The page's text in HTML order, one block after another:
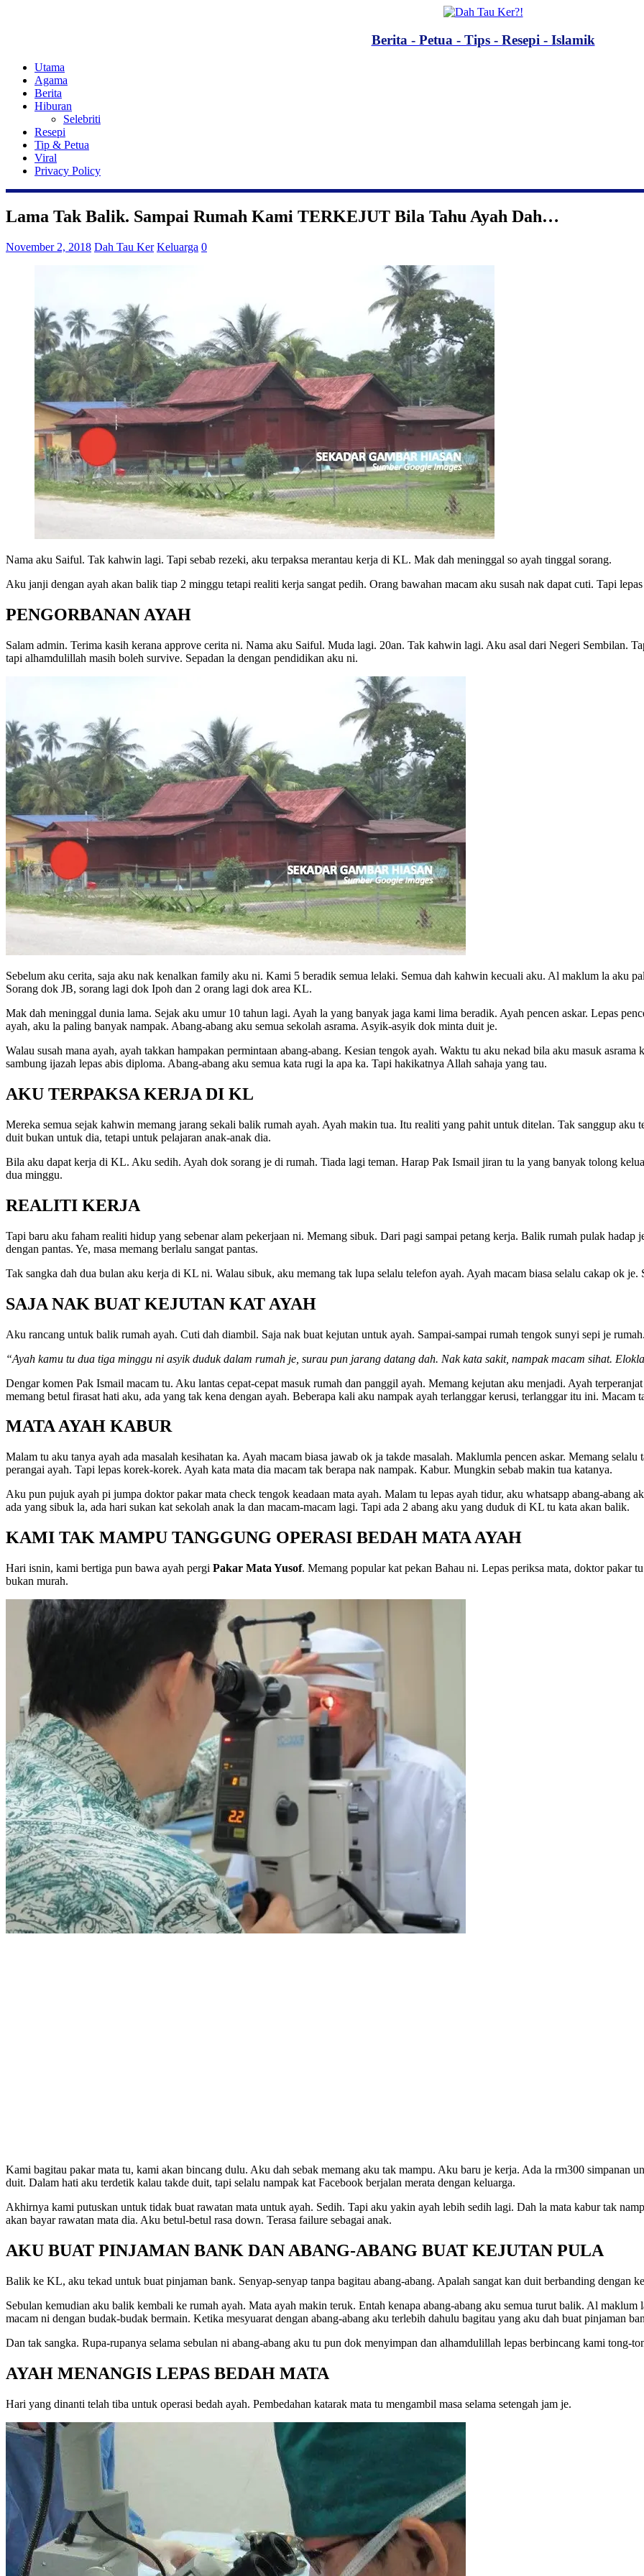
Berita - Petua - Tips - Resepi - Islamik
Utama
Agama
Berita
Hiburan
Selebriti
Resepi
Tip & Petua
Viral
Privacy Policy
Lama Tak Balik. Sampai Rumah Kami TERKEJUT Bila Tahu Ayah Dah…
November 2, 2018 Dah Tau Ker Keluarga 0
Nama aku Saiful. Tak kahwin lagi. Tapi sebab rezeki, aku terpaksa merantau kerja di KL. Mak dah meninggal so ayah tinggal sorang.
Aku janji dengan ayah akan balik tiap 2 minggu tetapi realiti kerja sangat pedih. Orang bawahan macam aku susah nak dapat cuti. Tapi
PENGORBANAN AYAH
Salam admin. Terima kasih kerana approve cerita ni. Nama aku Saiful. Muda lagi. 20an. Tak kahwin lagi. Aku asal dari Negeri Sembilan.
tapi alhamdulillah masih boleh survive. Sepadan la dengan pendidikan aku ni.
Sebelum aku cerita, saja aku nak kenalkan family aku ni. Kami 5 beradik semua lelaki. Semua dah kahwin kecuali aku. Al maklum la aku
Sorang dok JB, sorang lagi dok Ipoh dan 2 orang lagi dok area KL.
Mak dah meninggal dunia lama. Sejak aku umur 10 tahun lagi. Ayah la yang banyak jaga kami lima beradik. Ayah pencen askar. Lepas
ayah, aku la paling banyak nampak. Abang-abang aku semua sekolah asrama. Asyik-asyik dok minta duit je.
Walau susah mana ayah, ayah takkan hampakan permintaan abang-abang. Kesian tengok ayah. Waktu tu aku nekad bila aku masuk
sambung ijazah lepas abis diploma. Abang-abang aku semua kata rugi la apa ka. Tapi hakikatnya Allah sahaja yang tau.
AKU TERPAKSA KERJA DI KL
Mereka semua sejak kahwin memang jarang sekali balik rumah ayah. Ayah makin tua. Itu realiti yang pahit untuk ditelan. Tak sanggup aku
duit bukan untuk dia, tetapi untuk pelajaran anak-anak dia.
Bila aku dapat kerja di KL. Aku sedih. Ayah dok sorang je di rumah. Tiada lagi teman. Harap Pak Ismail jiran tu la yang banyak tolong
dua minggu.
REALITI KERJA
Tapi baru aku faham realiti hidup yang sebenar alam pekerjaan ni. Memang sibuk. Dari pagi sampai petang kerja. Balik rumah pulak hadap
dengan pantas. Ye, masa memang berlalu sangat pantas.
Tak sangka dah dua bulan aku kerja di KL ni. Walau sibuk, aku memang tak lupa selalu telefon ayah. Ayah macam biasa selalu cakap ok je.
SAJA NAK BUAT KEJUTAN KAT AYAH
Aku rancang untuk balik rumah ayah. Cuti dah diambil. Saja nak buat kejutan untuk ayah. Sampai-sampai rumah tengok sunyi sepi je
“Ayah kamu tu dua tiga minggu ni asyik duduk dalam rumah je, surau pun jarang datang dah. Nak kata sakit, nampak macam sihat.
Dengar komen Pak Ismail macam tu. Aku lantas cepat-cepat masuk rumah dan panggil ayah. Memang kejutan aku menjadi. Ayah
memang betul firasat hati aku, ada yang tak kena dengan ayah. Beberapa kali aku nampak ayah terlanggar kerusi, terlanggar itu ini. Macam
MATA AYAH KABUR
Malam tu aku tanya ayah ada masalah kesihatan ka. Ayah macam biasa jawab ok ja takde masalah. Maklumla pencen askar. Memang
perangai ayah. Tapi lepas korek-korek. Ayah kata mata dia macam tak berapa nak nampak. Kabur. Mungkin sebab makin tua katanya.
Aku pun pujuk ayah pi jumpa doktor pakar mata check tengok keadaan mata ayah. Malam tu lepas ayah tidur, aku whatsapp abang-abang
ada yang sibuk la, ada hari sukan kat sekolah anak la dan macam-macam lagi. Tapi ada 2 abang aku yang duduk di KL tu kata akan balik.
KAMI TAK MAMPU TANGGUNG OPERASI BEDAH MATA AYAH
Hari isnin, kami bertiga pun bawa ayah pergi Pakar Mata Yusof. Memang popular kat pekan Bahau ni. Lepas periksa mata, doktor pakar
bukan murah.
Kami bagitau pakar mata tu, kami akan bincang dulu. Aku dah sebak memang aku tak mampu. Aku baru je kerja. Ada la rm300 simpanan
duit. Dalam hati aku terdetik kalau takde duit, tapi selalu nampak kat Facebook berjalan merata dengan keluarga.
Akhirnya kami putuskan untuk tidak buat rawatan mata untuk ayah. Sedih. Tapi aku yakin ayah lebih sedih lagi. Dah la mata kabur tak
akan bayar rawatan mata dia. Aku betul-betul rasa down. Terasa failure sebagai anak.
AKU BUAT PINJAMAN BANK DAN ABANG-ABANG BUAT KEJUTAN PULA
Balik ke KL, aku tekad untuk buat pinjaman bank. Senyap-senyap tanpa bagitau abang-abang. Apalah sangat kan duit berbanding dengan
Sebulan kemudian aku balik kembali ke rumah ayah. Mata ayah makin teruk. Entah kenapa abang-abang aku semua turut balik. Al
macam ni dengan budak-budak bermain. Ketika mesyuarat dengan abang-abang aku terlebih dahulu bagitau yang aku dah buat pinjaman
Dan tak sangka. Rupa-rupanya selama sebulan ni abang-abang aku tu pun dok menyimpan dan alhamdulillah lepas berbincang kami tong-
AYAH MENANGIS LEPAS BEDAH MATA
Hari yang dinanti telah tiba untuk operasi bedah ayah. Pembedahan katarak mata tu mengambil masa selama setengah jam je.